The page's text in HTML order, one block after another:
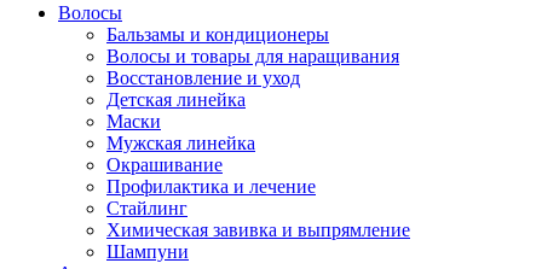
Волосы
Бальзамы и кондиционеры
Волосы и товары для наращивания
Восстановление и уход
Детская линейка
Маски
Мужская линейка
Окрашивание
Профилактика и лечение
Стайлинг
Химическая завивка и выпрямление
Шампуни